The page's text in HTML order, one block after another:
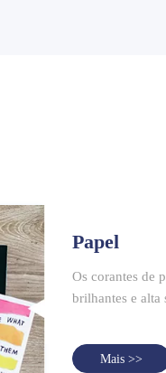
Papel
Os corantes de
brilhantes e alta
Mais >>